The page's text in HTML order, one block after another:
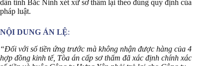
dân tỉnh Bắc Ninh xét xử sơ thẩm lại theo đúng quy định của
pháp luật.
NỘI DUNG ÁN LỆ:
“Đối với số tiền ứng trước mà không nhận được hàng của 4
hợp đồng kinh tế, Tòa án cấp sơ thẩm đã xác định chính xác